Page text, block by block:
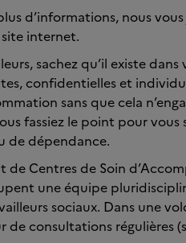
d’informations, nous
internet.
sachez qu’il existe
confidentielles et
sans que cela
fassiez le point pour
de dépendance.
de Centres de Soin
une équipe
sociaux. Dans une
de consultations régulières